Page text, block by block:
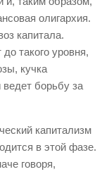
олигархия.
капитала.
такого уровня,
кучка
борьбу за
капитализм
в этой фазе.
говоря,